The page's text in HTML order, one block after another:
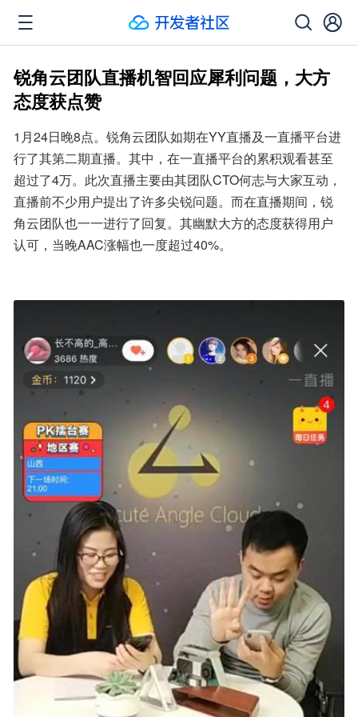
锐角云团队直播机智回应犀利问题，大方
态度获点赞
1月24日晚8点。锐角云团队如期在YY直播及一直播平台进
行了其第二期直播。其中，在一直播平台的累积观看甚至
超过了4万。此次直播主要由其团队CTO何志与大家互动，
直播前不少用户提出了许多尖锐问题。而在直播期间，锐
角云团队也一一进行了回复。其幽默大方的态度获得用户
认可，当晚AAC涨幅也一度超过40%。